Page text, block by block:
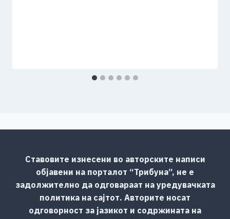
Ставовите изнесени во авторските написи
објавени на порталот “Трибуна”, не е
задолжително да одговараат на уредувачката
политика на сајтот. Авторите носат
одговорност за јазикот и содржината на